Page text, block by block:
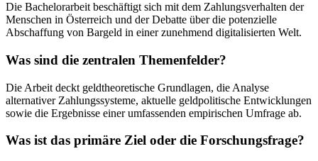
Die Bachelorarbeit beschäftigt sich mit dem Zahlungsverhalten der
Menschen in Österreich und der Debatte über die potenzielle
Abschaffung von Bargeld in einer zunehmend digitalisierten Welt.
Was sind die zentralen Themenfelder?
Die Arbeit deckt geldtheoretische Grundlagen, die Analyse
alternativer Zahlungssysteme, aktuelle geldpolitische Entwicklungen
sowie die Ergebnisse einer umfassenden empirischen Umfrage ab.
Was ist das primäre Ziel oder die Forschungsfrage?